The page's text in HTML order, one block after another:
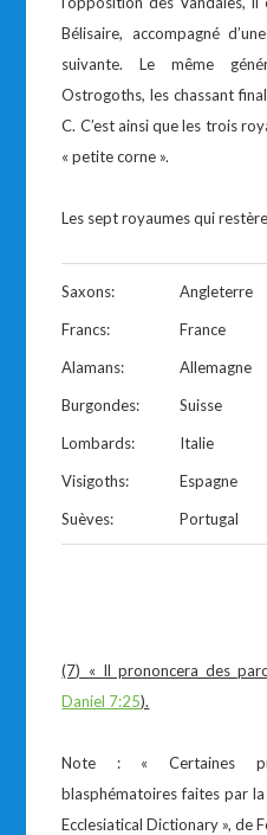
Bélisaire, accompagné
suivante. Le même
Ostrogoths, les chassant
C. C’est ainsi que les trois
« petite corne ».
Les sept royaumes qui
Saxons:
Francs:
Alamans:
Burgondes:
Lombards:
Visigoths:
Suèves:
Angleterre
France
Allemagne
Suisse
Italie
Espagne
Portugal
(7) « Il prononcera des
Daniel 7:25).
Note : « Certaines
blasphématoires faites par
Ecclesiatical Dictionary », de